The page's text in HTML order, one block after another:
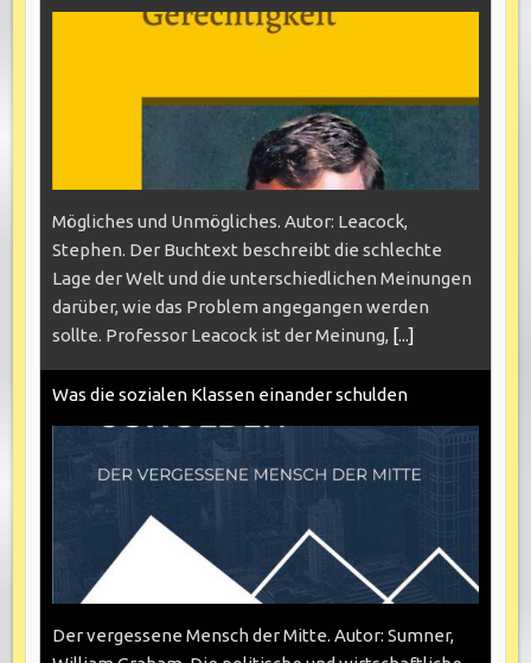
Mögliches und Unmögliches. Autor: Leacock,
Stephen. Der Buchtext beschreibt die schlechte
Lage der Welt und die unterschiedlichen Meinungen
darüber, wie das Problem angegangen werden
sollte. Professor Leacock ist der Meinung, [...]
Was die sozialen Klassen einander schulden
Der vergessene Mensch der Mitte. Autor: Sumner,